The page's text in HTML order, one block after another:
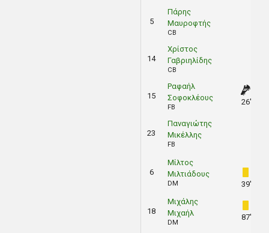
5
Πάρης
Μαυροφτής
CB
14
Χρίστος
Γαβριηλίδης
CB
15
Ραφαήλ
Σοφοκλέους
FB
26'
23
Παναγιώτης
Μικέλλης
FB
6
Μίλτος
Μιλτιάδους
DM 39'
18
Μιχάλης
Μιχαήλ
DM
87'